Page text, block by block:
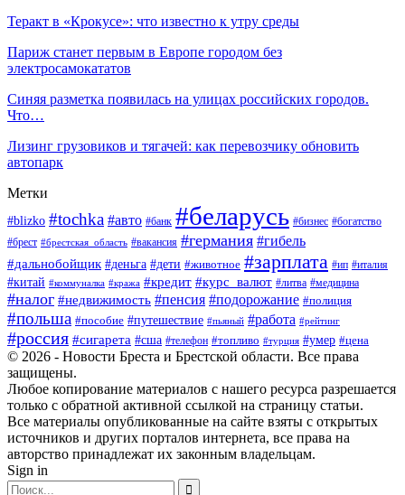
Теракт в «Крокусе»: что известно к утру среды
Париж станет первым в Европе городом без
электросамокататов
Синяя разметка появилась на улицах российских городов.
Что…
Лизинг грузовиков и тягачей: как перевозчику обновить
автопарк
Метки
#blizko #tochka #авто #банк #беларусь #бизнес #богатство
#брест #брестская_область #вакансия #германия #гибель
#дальнобойщик #деньга #дети #животное #зарплата #ип #италия
#китай #коммуналка #кража #кредит #курс_валют #литва #медицина
#налог #недвижимость #пенсия #подорожание #полиция
#польша #пособие #путешествие #пьяный #работа #рейтинг
#россия #сигарета #сша #телефон #топливо #турция #умер #цена
© 2026 - Новости Бреста и Брестской области. Все права
защищены.
Любое копирование материалов с нашего ресурса разрешается
только с обратной активной ссылкой на страницу статьи.
Все материалы опубликованные на сайте взяты с открытых
источников и других порталов интернета, все права на
авторство принадлежат их законным владельцам.
Sign in